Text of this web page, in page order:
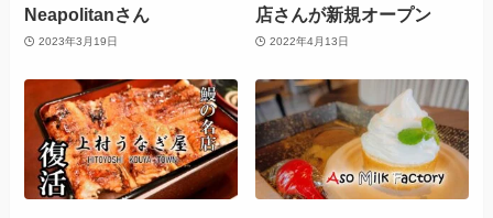
Neapolitanさん
2023年3月19日
店さんが新規オープン
2022年4月13日